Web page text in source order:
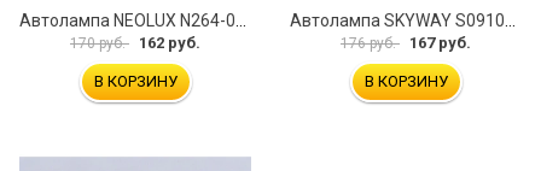
170 руб. 162 руб.
В КОРЗИНУ
176 руб. 167 руб.
В КОРЗИНУ